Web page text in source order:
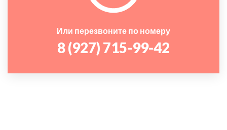
Или перезвоните по номеру
8 (927) 715-99-42